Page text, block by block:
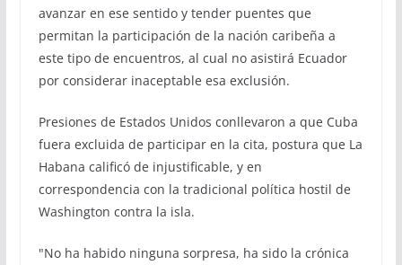
avanzar en ese sentido y tender puentes que
permitan la participación de la nación caribeña a
este tipo de encuentros, al cual no asistirá Ecuador
por considerar inaceptable esa exclusión.
Presiones de Estados Unidos conllevaron a que Cuba
fuera excluida de participar en la cita, postura que La
Habana calificó de injustificable, y en
correspondencia con la tradicional política hostil de
Washington contra la isla.
"No ha habido ninguna sorpresa, ha sido la crónica